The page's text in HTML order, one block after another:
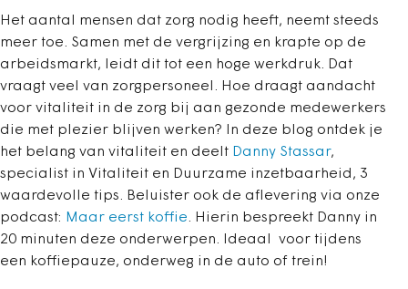
Het aantal mensen dat zorg nodig heeft, neemt steeds
meer toe. Samen met de vergrijzing en krapte op de
arbeidsmarkt, leidt dit tot een hoge werkdruk. Dat
vraagt veel van zorgpersoneel. Hoe draagt aandacht
voor vitaliteit in de zorg bij aan gezonde medewerkers
die met plezier blijven werken? In deze blog ontdek je
het belang van vitaliteit en deelt Danny Stassar,
specialist in Vitaliteit en Duurzame inzetbaarheid, 3
waardevolle tips. Beluister ook de aflevering via onze
podcast: Maar eerst koffie. Hierin bespreekt Danny in
20 minuten deze onderwerpen. Ideaal voor tijdens
een koffiepauze, onderweg in de auto of trein!